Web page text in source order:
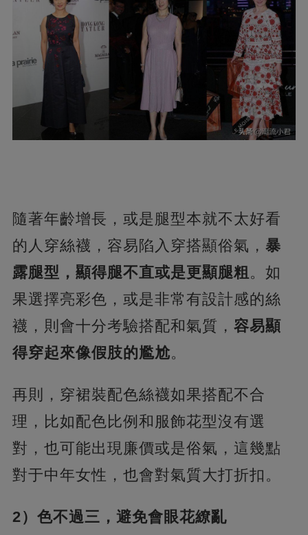
隨著年齡增長，或是腿型本就不太好看
的人穿絲襪，容易陷入穿搭顯俗氣， 暴
露腿型，顯得腿不直或是更顯腿粗 。如
果選擇亮彩色，或是非常有設計感的絲
襪，則會十分考驗搭配和氣質， 容易顯
得穿起來像假肢的尷尬。
再則，穿裙裝配色絲襪如果搭配不合
理，比如配色比例和服飾花型沒有選
對，也可能出現廉價或是俗氣，這幾點
對于中年女性，也會對氣質大打折扣。
2）色不過三，避免會眼花繚亂